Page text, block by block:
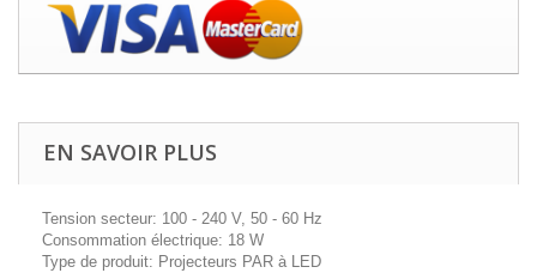
EN SAVOIR PLUS
Tension secteur: 100 - 240 V, 50 - 60 Hz
Consommation électrique: 18 W
Type de produit: Projecteurs PAR à LED